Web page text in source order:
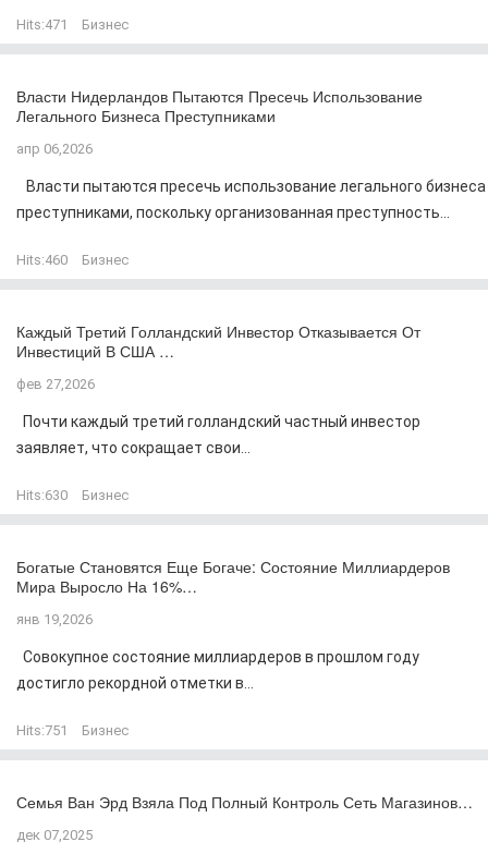
Hits:471 Бизнес
Власти Нидерландов Пытаются Пресечь Использование
Легального Бизнеса Преступниками
апр 06,2026
Власти пытаются пресечь использование легального бизнеса
преступниками, поскольку организованная преступность...
Hits:460 Бизнес
Каждый Третий Голландский Инвестор Отказывается От
Инвестиций В США …
фев 27,2026
Почти каждый третий голландский частный инвестор
заявляет, что сокращает свои...
Hits:630 Бизнес
Богатые Становятся Еще Богаче: Состояние Миллиардеров
Мира Выросло На 16%…
янв 19,2026
Совокупное состояние миллиардеров в прошлом году
достигло рекордной отметки в...
Hits:751 Бизнес
Семья Ван Эрд Взяла Под Полный Контроль Сеть Магазинов…
дек 07,2025